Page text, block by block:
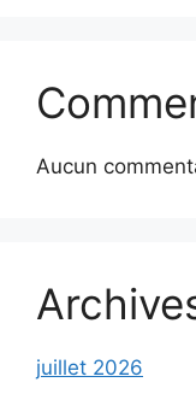
Aucun
juillet 2026